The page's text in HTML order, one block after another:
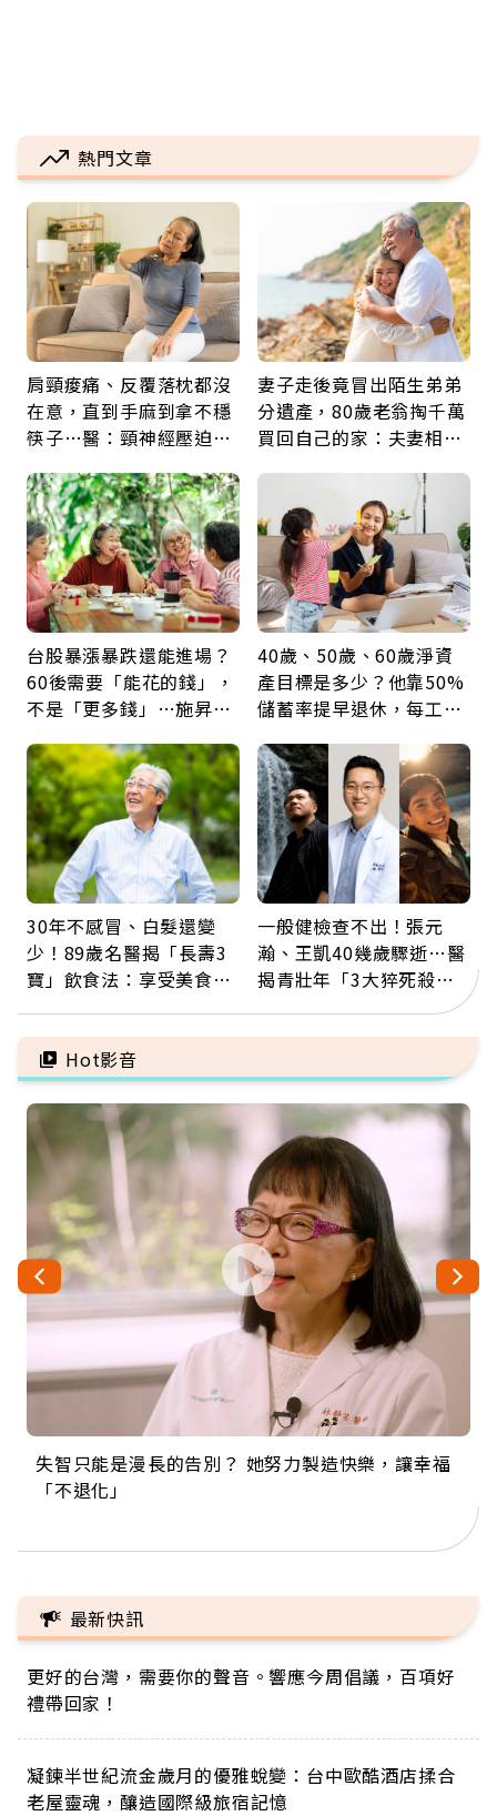
熱門文章
肩頸痠痛、反覆落枕都沒
在意，直到手麻到拿不穩
筷子…醫：頸神經壓迫上
鍵
妻子走後竟冒出陌生弟弟
分遺產，80歲老翁掏千萬
買回自己的家：夫妻相守
台股暴漲暴跌還能進場？
60後需要「能花的錢」，
不是「更多錢」…施昇
票
40歲、50歲、60歲淨資
產目標是多少？他靠50%
儲蓄率提早退休，每工作
30年不感冒、白髮還變
少！89歲名醫揭「長壽3
寶」飲食法：享受美食不
一般健檢查不出！張元
瀚、王凱40幾歲驟逝…醫
揭青壯年「3大猝死殺
手」：靠2檢查揪出9成地
雷
Hot影音
失智只能是漫長的告別？ 她努力製造快樂，讓幸福
「不退化」
來自剛果的巧克力神父 為台灣奉獻36年 「台灣是我
的家，我連作夢都講台語！」
63歲卸矽谷副總、搬回台灣找快樂！「蛋黃哥小
丑」走進安養院，逗樂上萬爺奶：退休後才開始真
104歲打破金氏世界紀錄 成為全球最年長羽球選
手，分享長壽的秘密原來是「這個」
事業巔峰他選擇追夢…黑手阿伯拉小提琴還登上小
巨蛋！連CNN都大讚！
最新快訊
更好的台灣，需要你的聲音。響應今周倡議，百項好
禮帶回家！
凝鍊半世紀流金歲月的優雅蛻變：台中歐酷酒店揉合
老屋靈魂，釀造國際級旅宿記憶